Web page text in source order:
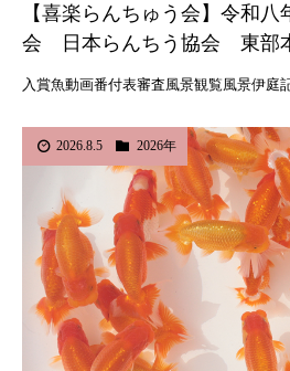
【喜楽らんちゅう会】令和
会 日本らんちう協会 東部
入賞魚動画番付表審査風景観覧風景伊庭
2026.8.5 2026年